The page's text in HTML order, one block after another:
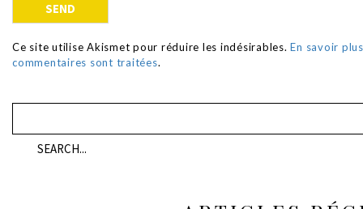
Ce site utilise Akismet pour réduire les indésirables.En savoir
commentaires sont traitées.